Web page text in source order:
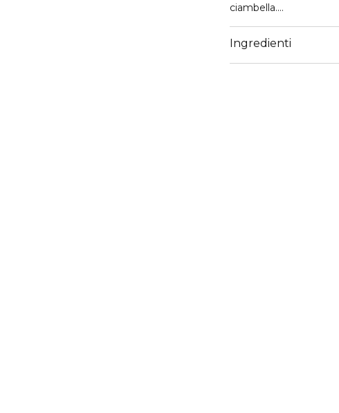
ciambella.
cremoso e morbido.
idratante e
vegana prodotta in
Ingredienti